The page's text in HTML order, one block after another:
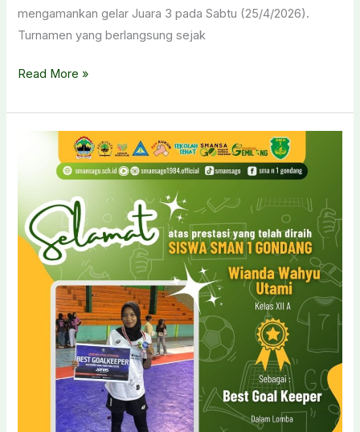
mengamankan gelar Juara 3 pada Sabtu (25/4/2026).
Turnamen yang berlangsung sejak
Guncang
Diponegoro,
Talenta
Amankan
Gelar
Juara
Turnamen
Read More »